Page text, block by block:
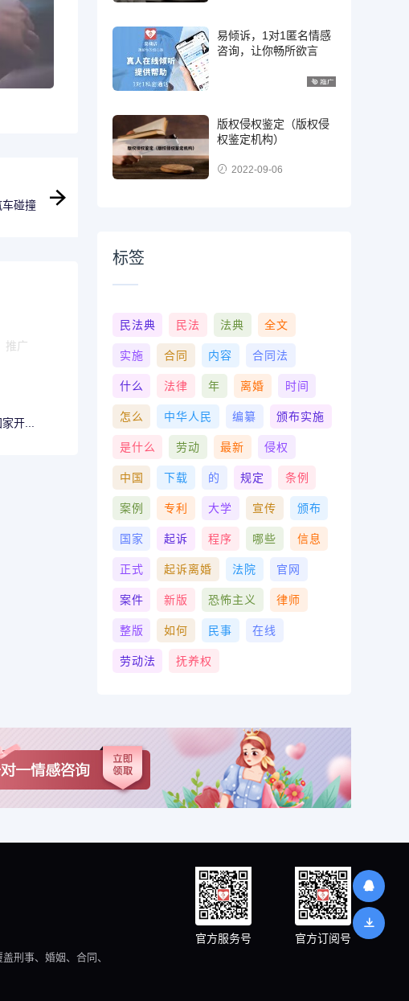
碰撞
推广
开...
易倾诉，1对1匿名情感
咨询，让你畅所欲言
版权侵权鉴定（版权侵
权鉴定机构）
2022-09-06
标签
民法典 民法 法典 全文
实施 合同 内容 合同法
什么 法律 年 离婚 时间
怎么 中华人民 编纂 颁布实施
是什么 劳动 最新 侵权
中国 下载 的 规定 条例
案例 专利 大学 宣传 颁布
国家 起诉 程序 哪些 信息
正式 起诉离婚 法院 官网
案件 新版 恐怖主义 律师
整版 如何 民事 在线
劳动法 抚养权
官方服务号 官方订阅号
刑事、婚姻、合同、